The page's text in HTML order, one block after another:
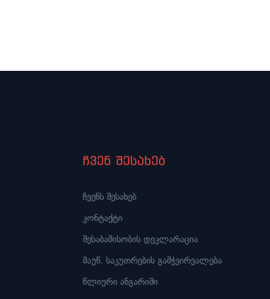
ჩვენ შესახებ
ჩვენს შესახებ
კონტაქტი
შესაბამისობის დეკლარაცია
მაუწ. საკუთრების გამჭვირვალება
წლიური ანგარიში